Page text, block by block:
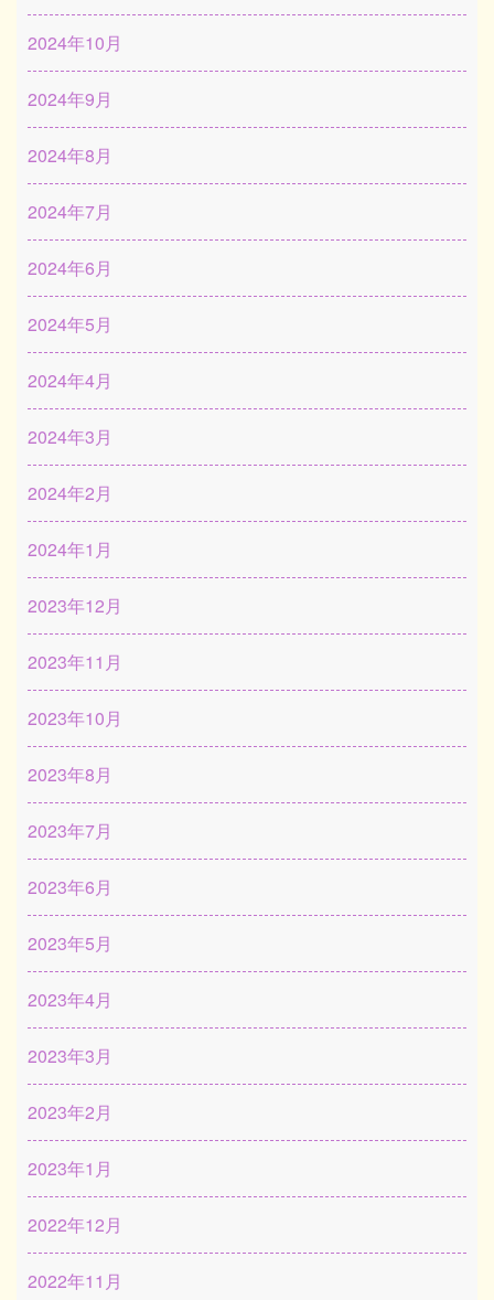
2024年10月
2024年9月
2024年8月
2024年7月
2024年6月
2024年5月
2024年4月
2024年3月
2024年2月
2024年1月
2023年12月
2023年11月
2023年10月
2023年8月
2023年7月
2023年6月
2023年5月
2023年4月
2023年3月
2023年2月
2023年1月
2022年12月
2022年11月